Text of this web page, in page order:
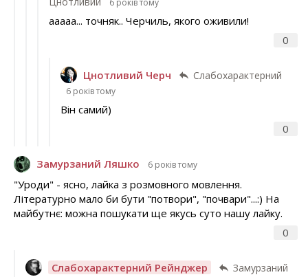
0
ааааа... точняк.. Черчиль, якого оживили!
Цнотливий Черч Слабохарактерний
6 років тому
0
Він самий)
Замурзаний Ляшко 6 років тому
0
"Уроди" - ясно, лайка з розмовного мовлення.
Літературно мало би бути "потвори", "почвари"...:) На
майбутнє: можна пошукати ще якусь суто нашу лайку.
Слабохарактерний Рейнджер Замурзаний